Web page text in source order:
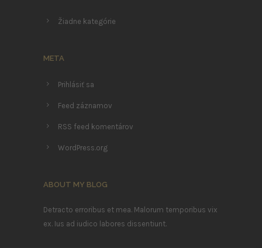
Žiadne kategórie
META
Prihlásiť sa
Feed záznamov
RSS feed komentárov
WordPress.org
ABOUT MY BLOG
Detracto erroribus et mea. Malorum temporibus vix
ex. Ius ad iudico labores dissentiunt.